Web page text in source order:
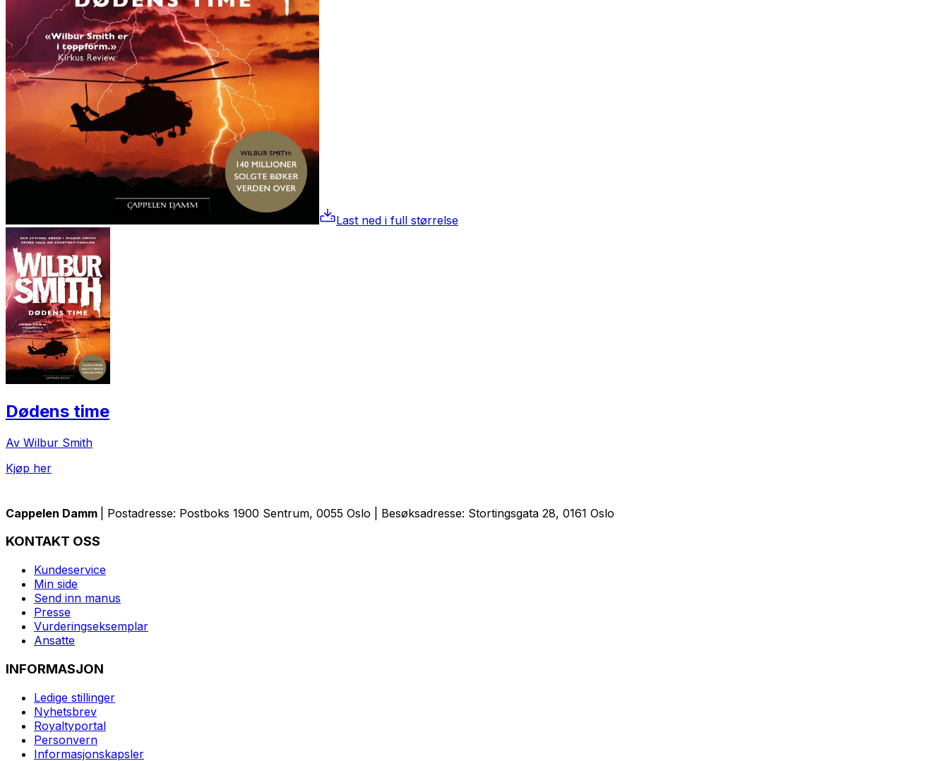
Last ned i full størrelse
Dødens time
Av Wilbur Smith
Kjøp her
Cappelen Damm | Postadresse: Postboks 1900 Sentrum, 0055 Oslo | Besøksadresse: Stortingsgata 28, 0161 Oslo
KONTAKT OSS
Kundeservice
Min side
Send inn manus
Presse
Vurderingseksemplar
Ansatte
INFORMASJON
Ledige stillinger
Nyhetsbrev
Royaltyportal
Personvern
Informasjonskapsler